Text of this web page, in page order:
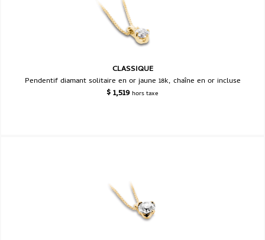
CLASSIQUE
Pendentif diamant solitaire en or jaune 18k, chaîne en or incluse
$1,519 hors taxe